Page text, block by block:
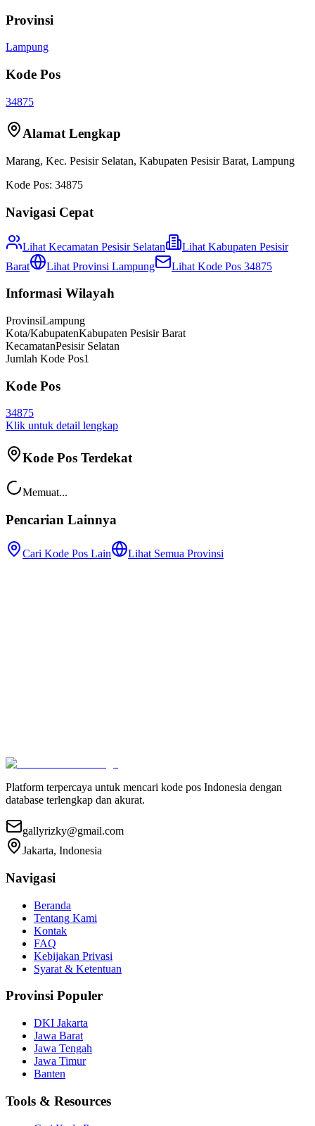
Provinsi
Lampung
Kode Pos
34875
Alamat Lengkap
Marang, Kec. Pesisir Selatan, Kabupaten Pesisir Barat, Lampung
Kode Pos: 34875
Navigasi Cepat
Lihat Kecamatan Pesisir Selatan Lihat Kabupaten Pesisir
Barat
Lihat Provinsi Lampung Lihat Kode Pos 34875
Informasi Wilayah
ProvinsiLampung
Kota/KabupatenKabupaten Pesisir Barat
KecamatanPesisir Selatan
Jumlah Kode Pos1
Kode Pos
34875
Klik untuk detail lengkap
Kode Pos Terdekat
Memuat...
Pencarian Lainnya
Cari Kode Pos Lain Lihat Semua Provinsi
Platform terpercaya untuk mencari kode pos Indonesia dengan
database terlengkap dan akurat.
gallyrizky@gmail.com
Jakarta, Indonesia
Navigasi
Beranda
Tentang Kami
Kontak
FAQ
Kebijakan Privasi
Syarat & Ketentuan
Provinsi Populer
DKI Jakarta
Jawa Barat
Jawa Tengah
Jawa Timur
Banten
Tools & Resources